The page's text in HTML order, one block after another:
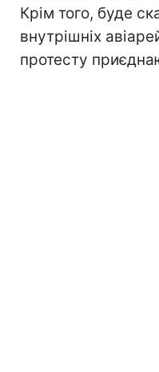
Крім того, буде
внутрішніх
протесту